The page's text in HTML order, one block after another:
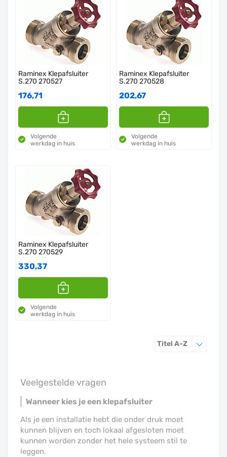
Raminex Klepafsluiter
S.270 270527
176,71
Volgende
werkdag in huis
Raminex Klepafsluiter
S.270 270528
202,67
Volgende
werkdag in huis
Raminex Klepafsluiter
S.270 270529
330,37
Volgende
werkdag in huis
Titel A-ZSorteren op
Veelgestelde vragen
Wanneer kies je een klepafsluiter
Als je een installatie hebt die onder druk moet
kunnen blijven en toch lokaal afgesloten moet
kunnen worden zonder het hele systeem stil te
leggen.